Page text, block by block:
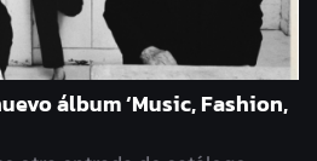
álbum ‘Music, Fashion,